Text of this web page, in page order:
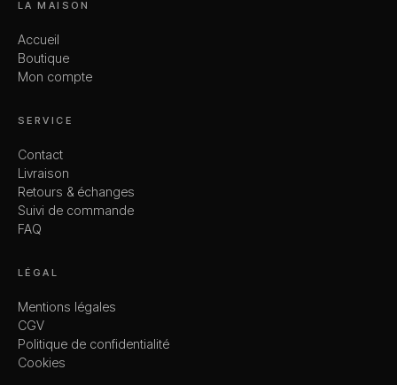
LA MAISON
Accueil
Boutique
Mon compte
SERVICE
Contact
Livraison
Retours & échanges
Suivi de commande
FAQ
LÉGAL
Mentions légales
CGV
Politique de confidentialité
Cookies